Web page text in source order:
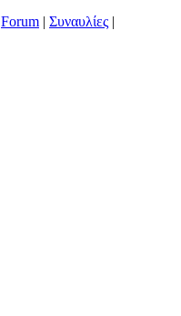
Forum | Συναυλίες |